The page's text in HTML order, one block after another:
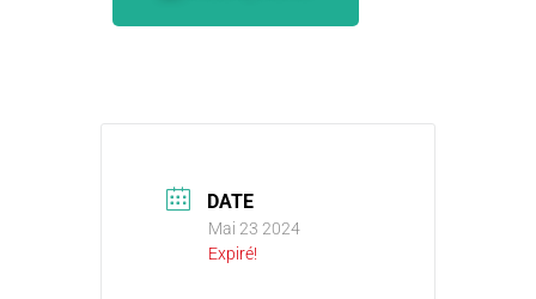
DATE
Mai 23 2024
Expiré!